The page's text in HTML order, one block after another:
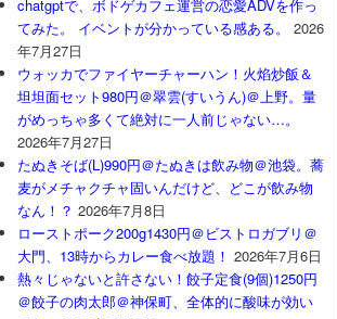
chatgptで、ボドゲカフェ運営の恋愛ADVを作っ
てみた。 イベントが分かっている感ある。
2026
年7月27日
ウォッカでファイヤーチャーハン！火焰炒飯＆
坦坦面セット980円＠翠雲(すいうん)＠上野。量
がめっちゃ多くて絶対に一人前じゃない…。
2026年7月27日
たぬきそば(L)990円＠たぬきは飲み物＠池袋。蕎
麦がメチャクチャ固いんだけど、どこが飲み物
なん！？ 2026年7月8日
ローストポーク200g1430円＠ビストロガブリ＠
大門、13時からカレー食べ放題！ 2026年7月6日
熱々じゃないと許さない！餃子定食(9個)1250円
＠餃子の肉太郎＠神保町、全体的に酸味が効い